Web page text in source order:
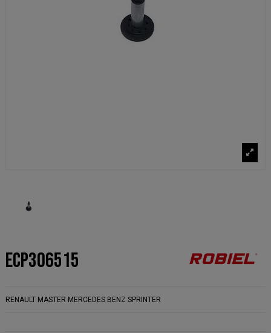
ECP306515
RENAULT MASTER MERCEDES BENZ SPRINTER